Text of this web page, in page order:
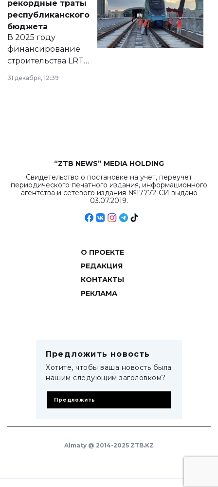
нормативных
правовых актов и
на сайте маслихат
города.
рекордные траты
республиканского
бюджета
В 2025 году
финансирование
строительства LRT
в Астане из
республиканского
31 декабря, 12:39
“ZTB NEWS” MEDIA HOLDING
Свидетельство о постановке на учет, переучет
периодического печатного издания, информационного
агентства и сетевого издания №17772-СИ выдано
03.07.2019.
О ПРОЕКТЕ
РЕДАКЦИЯ
КОНТАКТЫ
РЕКЛАМА
Предложить новость
Хотите, чтобы ваша новость была
нашим следующим заголовком?
Предложить
Almaty @ 2014-2025 ZTB.KZ